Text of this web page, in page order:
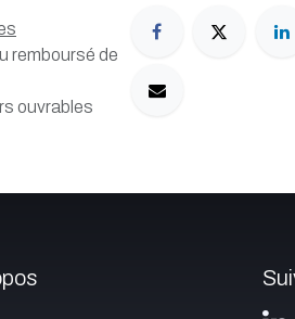
remboursé de
ouvrables